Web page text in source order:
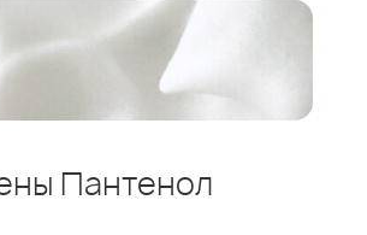
Пантенол